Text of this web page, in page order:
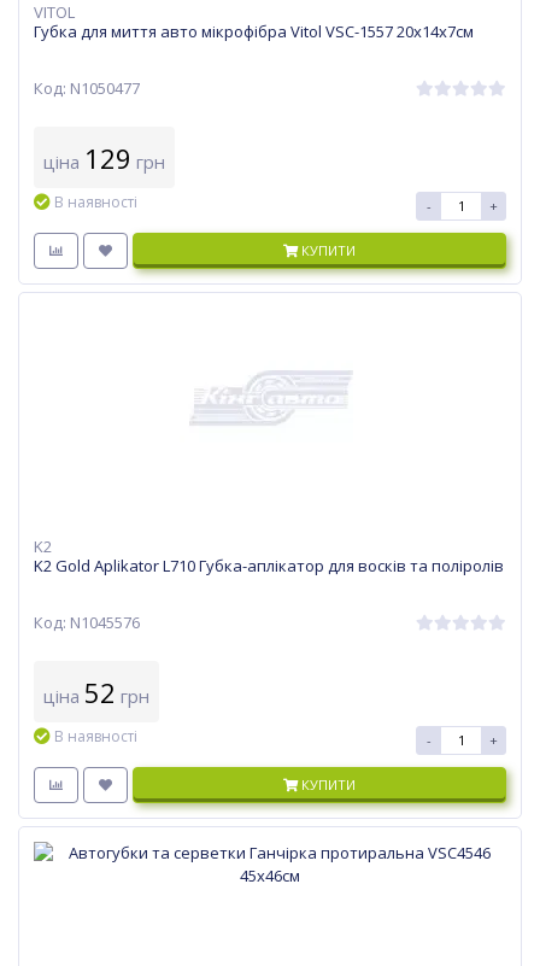
VITOL
Губка для миття авто мікрофібра Vitol VSC-1557 20х14х7см
Код: N1050477
ціна 129 грн
В наявності - +
КУПИТИ
K2
K2 Gold Aplikator L710 Губка-аплікатор для восків та поліролів
Код: N1045576
ціна 52 грн
В наявності - +
КУПИТИ